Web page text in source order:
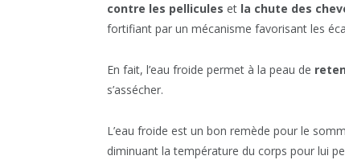
contre les pellicules et la chute des
fortifiant par un mécanisme favorisant les
En fait, l’eau froide permet à la peau de
s’assécher.
L’eau froide est un bon remède pour le
diminuant la température du corps pour lui